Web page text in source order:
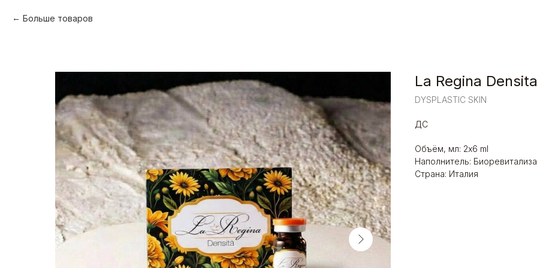
Больше товаров
La Regina Densita
DYSPLASTIC SKIN
ДС
Объём, мл: 2х6 ml
Наполнитель:
Страна: Италия